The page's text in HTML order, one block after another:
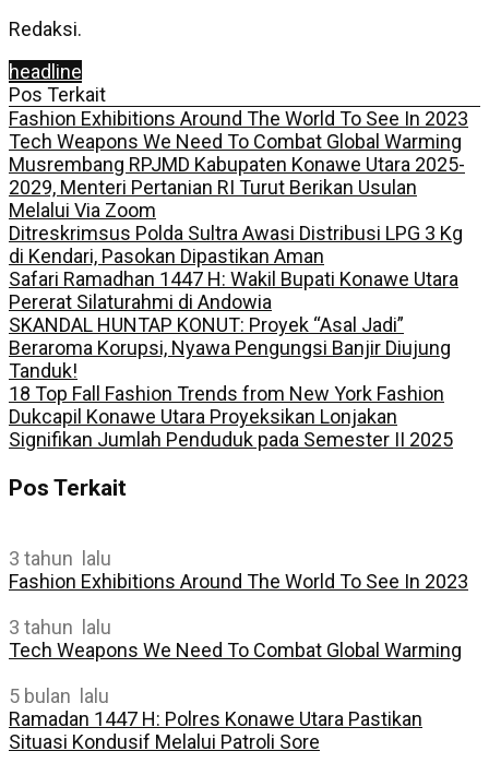
Redaksi.
headline
Pos Terkait
Fashion Exhibitions Around The World To See In 2023
Tech Weapons We Need To Combat Global Warming
Musrembang RPJMD Kabupaten Konawe Utara 2025-
2029, Menteri Pertanian RI Turut Berikan Usulan
Melalui Via Zoom
Ditreskrimsus Polda Sultra Awasi Distribusi LPG 3 Kg
di Kendari, Pasokan Dipastikan Aman
Safari Ramadhan 1447 H: Wakil Bupati Konawe Utara
Pererat Silaturahmi di Andowia
SKANDAL HUNTAP KONUT: Proyek “Asal Jadi”
Beraroma Korupsi, Nyawa Pengungsi Banjir Diujung
Tanduk!
18 Top Fall Fashion Trends from New York Fashion
Dukcapil Konawe Utara Proyeksikan Lonjakan
Signifikan Jumlah Penduduk pada Semester II 2025
Pos Terkait
3 tahun lalu
Fashion Exhibitions Around The World To See In 2023
3 tahun lalu
Tech Weapons We Need To Combat Global Warming
5 bulan lalu
Ramadan 1447 H: Polres Konawe Utara Pastikan
Situasi Kondusif Melalui Patroli Sore